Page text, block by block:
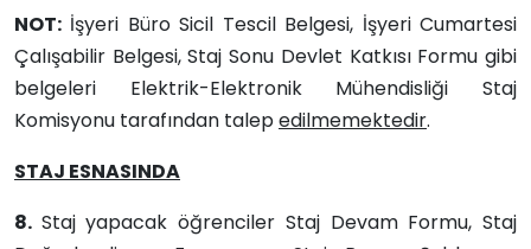
NOT: İşyeri Büro Sicil Tescil Belgesi, İşyeri Cumartesi
Çalışabilir Belgesi, Staj Sonu Devlet Katkısı Formu gibi
belgeleri Elektrik-Elektronik Mühendisliği Staj
Komisyonu tarafından talepedilmemektedir.
STAJ ESNASINDA
8. Staj yapacak öğrenciler Staj Devam Formu, Staj